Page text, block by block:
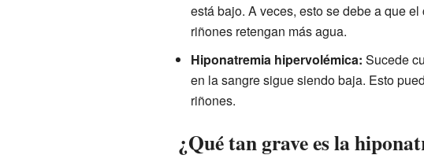
está bajo. A veces, esto se debe a que
riñones retengan más agua.
Hiponatremia hipervolémica: Sucede
en la sangre sigue siendo baja. Esto
riñones.
¿Qué tan grave es la